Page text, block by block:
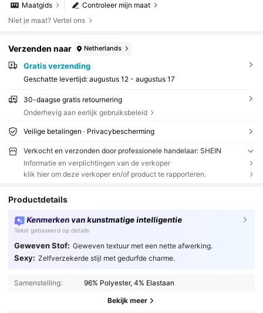
Controleer mijn maat
Maatgids
Niet je maat? Vertel ons
Verzenden naar Netherlands
Gratis verzending
Geschatte levertijd: augustus 12 - augustus 17
30-daagse gratis retournering
Onderhevig aan eerlijk gebruiksbeleid
Veilige betalingen · Privacybescherming
Verkocht en verzonden door professionele handelaar: SHEIN
Informatie en verplichtingen van de verkoper
klik hier om deze verkoper en/of product te rapporteren.
Productdetails
Kenmerken van kunstmatige intelligentie
Tekst gebaseerd op details
Geweven Stof: Geweven textuur met een nette afwerking.
Sexy: Zelfverzekerde stijl met gedurfde charme.
Samenstelling: 96% Polyester, 4% Elastaan
Bekijk meer